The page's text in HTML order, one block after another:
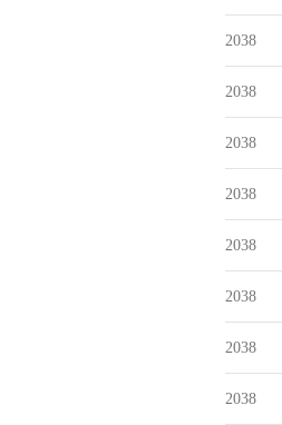
2038
2038
2038
2038
2038
2038
2038
2038